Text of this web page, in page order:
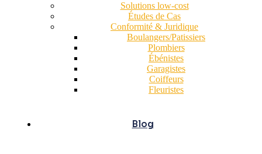
Solutions low-cost
Études de Cas
Conformité & Juridique
Boulangers/Patissiers
Plombiers
Ébénistes
Garagistes
Coiffeurs
Fleuristes
Blog